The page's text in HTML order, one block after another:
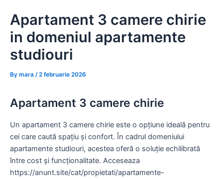
content
Apartament 3 camere chirie
in domeniul apartamente
studiouri
By mara /2 februarie 2026
Apartament 3 camere chirie
Un apartament 3 camere chirie este o opțiune ideală pentru
cei care caută spațiu și confort. În cadrul domeniului
apartamente studiouri, acestea oferă o soluție echilibrată
între cost și funcționalitate. Acceseaza
https://anunt.site/cat/propietati/apartamente-